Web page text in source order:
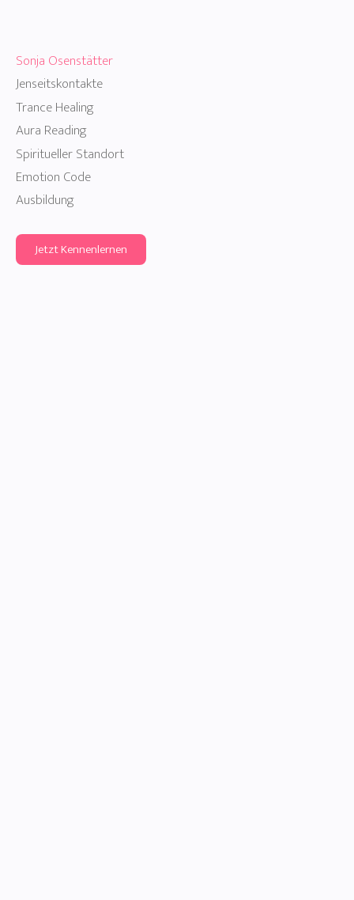
Sonja Osenstätter
Jenseitskontakte
Trance Healing
Aura Reading
Spiritueller Standort
Emotion Code
Ausbildung
Jetzt Kennenlernen